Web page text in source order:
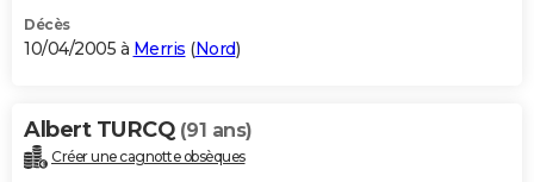
Décès
10/04/2005 à Merris (Nord)
Albert TURCQ (91 ans)
Créer une cagnotte obsèques